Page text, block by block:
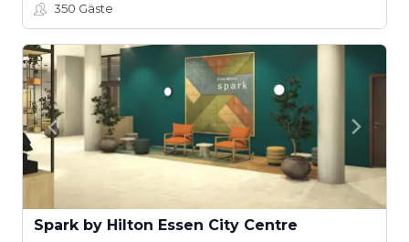
350 Gäste
Spark by Hilton Essen City Centre